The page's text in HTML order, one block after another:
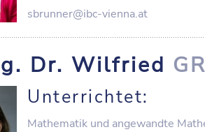
sbrunner@ibc-vienna.at
Dr. Wilfried
Unterrichtet:
Mathematik und angewandte